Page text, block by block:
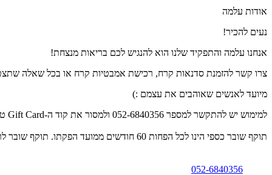
אודות עלמה
נעים להכיר!
אנחנו עלמה והתפקיד שלנו הוא להנגיש לכם בריאות מנצחת!
צרו קשר להזמנת סדנאות קרח, רכישת אמבטיות קרח או בכל שאלה
מיועד לאנשים שאוהבים את עצמם :)
למימוש יש להתקשר למספר 052-6840356 ולמסור את קוד ה-Gift Card טלפונית.
תוקף שובר כספי הינו לכל הפחות 60 חודשים ממועד הפקתו. תוקף שובר לרכישת מוצר או שירות מסויים יהיה לכל הפחות 24 חודשים ממועד הפקתו
052-6840356